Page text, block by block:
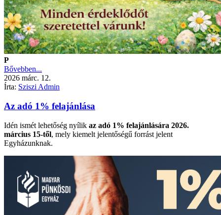
P
Bővebben...
2026 márc. 12.
Írta: Sziszi Admin
Az adó 1% felajánlása
Idén ismét lehetőség nyílik az adó 1% felajánlására 2026.
március 15-től, mely kiemelt jelentőségű forrást jelent
Egyházunknak.